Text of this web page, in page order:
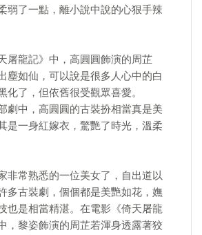
弱了一點，離小說中說的心狠手辣
屠龍記》中，高圓圓飾演的周芷
塵如仙，可以說是很多人心中的白
化了，但依舊很受觀眾喜愛。
劇中，高圓圓的古裝扮相當真是美
是一身紅嫁衣，驚艷了時光，溫柔
非常熟悉的一位美女了，自出道以
多古裝劇，個個都是美艷如花，嫵
也是相當精湛。在電影《倚天屠龍
，黎姿飾演的周芷若渾身透露著狡